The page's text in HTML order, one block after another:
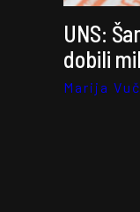
UNS:
dobili
Marija